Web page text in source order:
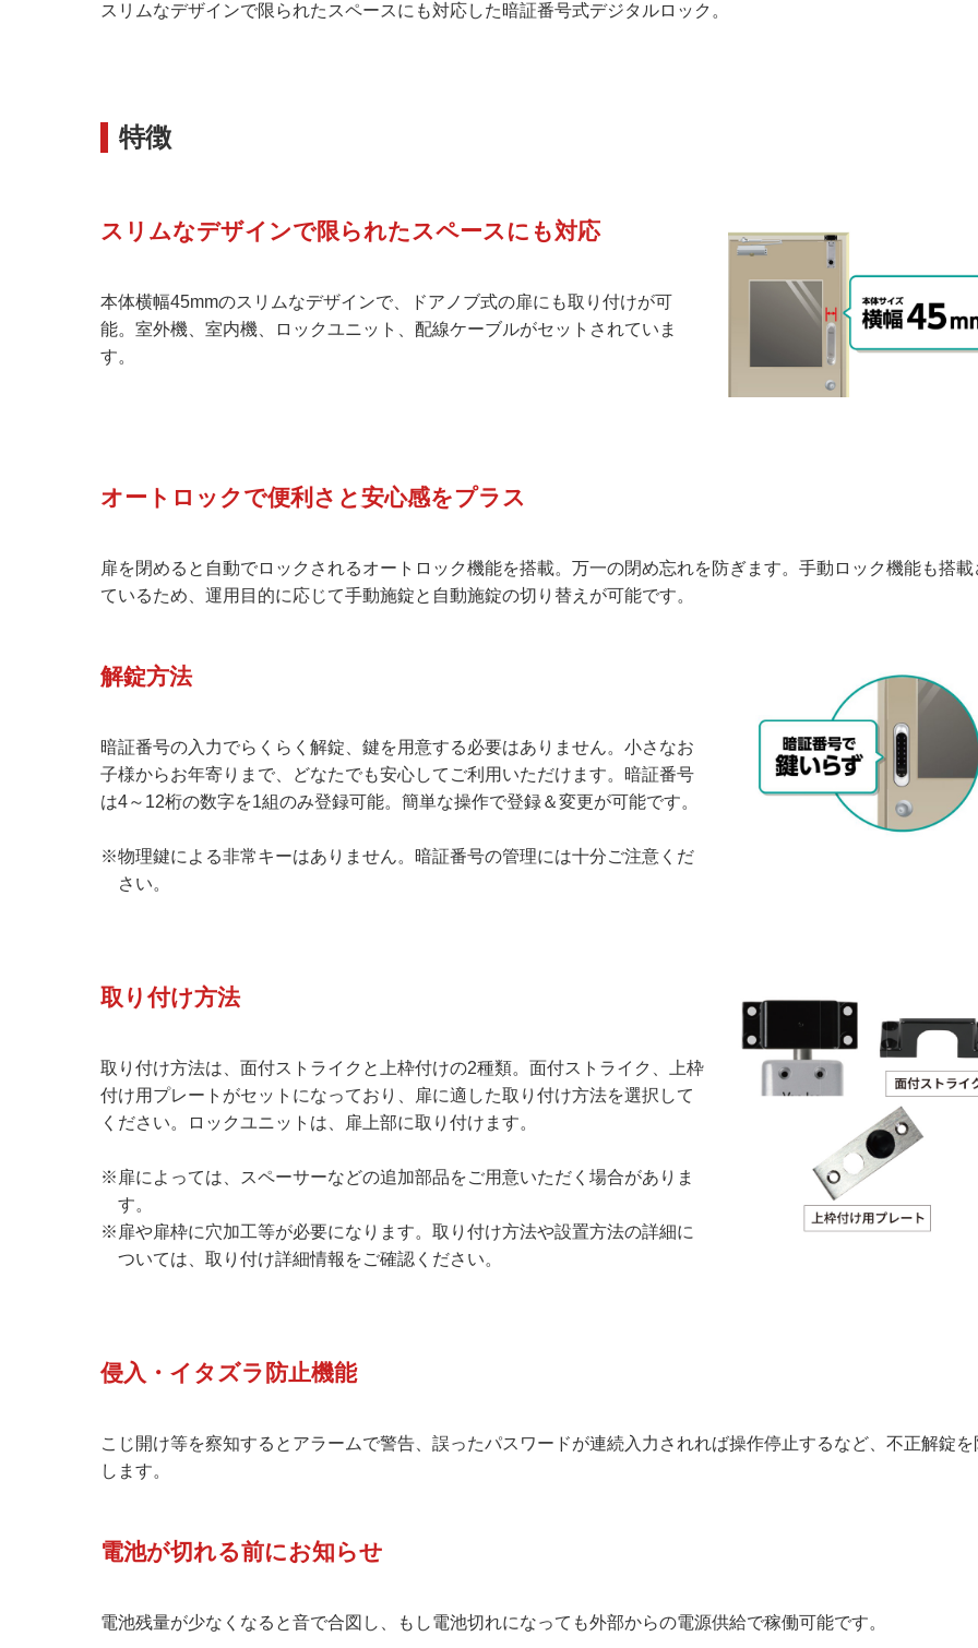
スリムなデザインで限られたスペースにも対応した暗証番号式デジタルロック。
特徴
スリムなデザインで限られたスペースにも対応
本体横幅45mmのスリムなデザインで、ドアノブ式の扉にも取り付けが可
能。室外機、室内機、ロックユニット、配線ケーブルがセットされていま
す。
オートロックで便利さと安心感をプラス
扉を閉めると自動でロックされるオートロック機能を搭載。万一の閉め忘れを防ぎます。手動ロック機能も搭載
ているため、運用目的に応じて手動施錠と自動施錠の切り替えが可能です。
解錠方法
暗証番号の入力でらくらく解錠、鍵を用意する必要はありません。小さなお
子様からお年寄りまで、どなたでも安心してご利用いただけます。暗証番号
は4～12桁の数字を1組のみ登録可能。簡単な操作で登録＆変更が可能です。
※物理鍵による非常キーはありません。暗証番号の管理には十分ご注意くだ
さい。
取り付け方法
取り付け方法は、面付ストライクと上枠付けの2種類。面付ストライク、上枠
付け用プレートがセットになっており、扉に適した取り付け方法を選択して
ください。ロックユニットは、扉上部に取り付けます。
※扉によっては、スペーサーなどの追加部品をご用意いただく場合がありま
す。
※扉や扉枠に穴加工等が必要になります。取り付け方法や設置方法の詳細に
ついては、取り付け詳細情報をご確認ください。
侵入・イタズラ防止機能
こじ開け等を察知するとアラームで警告、誤ったパスワードが連続入力されれば操作停止するなど、不正解錠を
します。
電池が切れる前にお知らせ
電池残量が少なくなると音で合図し、もし電池切れになっても外部からの電源供給で稼働可能です。